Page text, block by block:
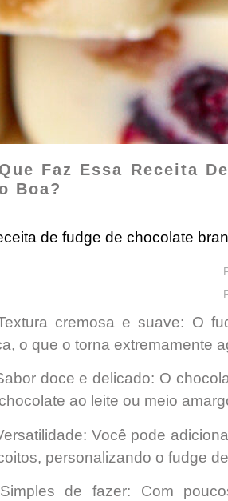
Faz Essa Receita
Boa?
de fudge de chocolate
cremosa e suave: O
, o que o torna extremamente
doce e delicado: O
ao leite ou meio
Você pode
personalizando o fudge
Simples de fazer: Com